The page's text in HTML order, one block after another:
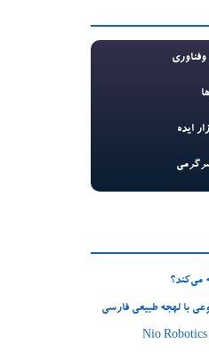
ایده
می‌کند؟
با لهجه طبیعی فارسی